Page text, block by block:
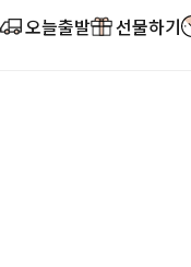
오늘출발 선물하기